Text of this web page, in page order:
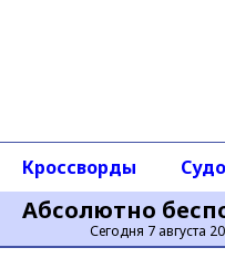
Абсолютно
Сегодня 7 августа
Кроссворды